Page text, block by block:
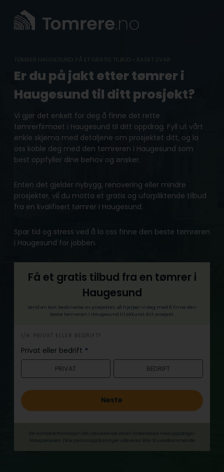
content
TØMRER HAUGESUND: FÅ ET GRATIS TILBUD • RASKT SVAR
Er du på jakt etter tømrer i
Haugesund til ditt prosjekt?
Vi gjør det enkelt for deg å finne det rette
tømrerfirmaet i Haugesund til ditt oppdrag. Fyll ut vårt
enkle skjema med detaljene om prosjektet ditt, og la
oss koble deg med den tømreren i Haugesund som
best oppfyller dine behov og ønsker.
Enten det gjelder nybygg, renovering eller mindre
prosjekter, vil du motta et gratis og uforpliktende tilbud
fra en kvalifisert tømrer i Haugesund.
Spar tid og stress ved å la oss finne den beste tømreren
i Haugesund for jobben.
Få et gratis tilbud fra en tømrer i
Haugesund
Send en kort beskrivelse av prosjektet, så hjelper vi deg med å finne den
beste tømreren i Haugesund til akkurat ditt prosjekt.
h
e
r
1/4: PRIVAT ELLER BEDRIFT?
Privat eller bedrift *
PRIVAT BEDRIFT
Neste
Din kontaktinformasjon blir utelukkende brukt i forbindelse med oppdrags­
forespørselen. Dine person­­opplysninger utleveres ikke til uvedkommende.